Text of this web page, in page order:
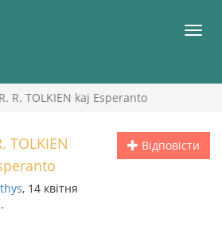
R. TOLKIEN kaj Esperanto
Відповісти
TOLKIEN
, 14 квітня